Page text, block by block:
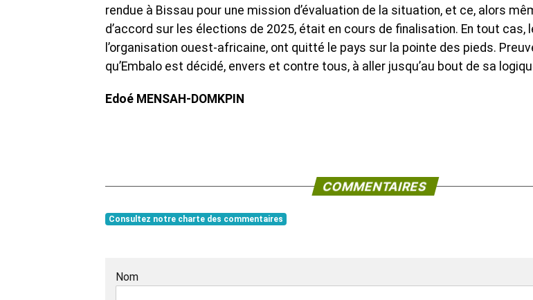
rendue à Bissau pour une mission d’évaluation de la situation, et ce, alors
d’accord sur les élections de 2025, était en cours de finalisation. En tout cas,
l’organisation ouest-africaine, ont quitté le pays sur la pointe des pieds.
qu’Embalo est décidé, envers et contre tous, à aller jusqu’au bout de sa
Edoé MENSAH-DOMKPIN
COMMENTAIRES
Consultez notre charte des commentaires
Nom